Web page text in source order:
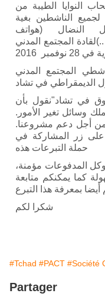
النوايا الطيبة من
الناشطين بغية
النضال (هواتف
المجتمع المدني
2016
المجتمع المدني
في تشاد"نقول بأن
وسائل تغير الأمور.
من أجل دعم مشروعنا.
زر المشاركة في
حملة التبرعات هذه
وكل المدفوعات مؤمنة،
كما يمكنكم متابعة
شكرا لكم
#Tchad #PACT #Société
Partager